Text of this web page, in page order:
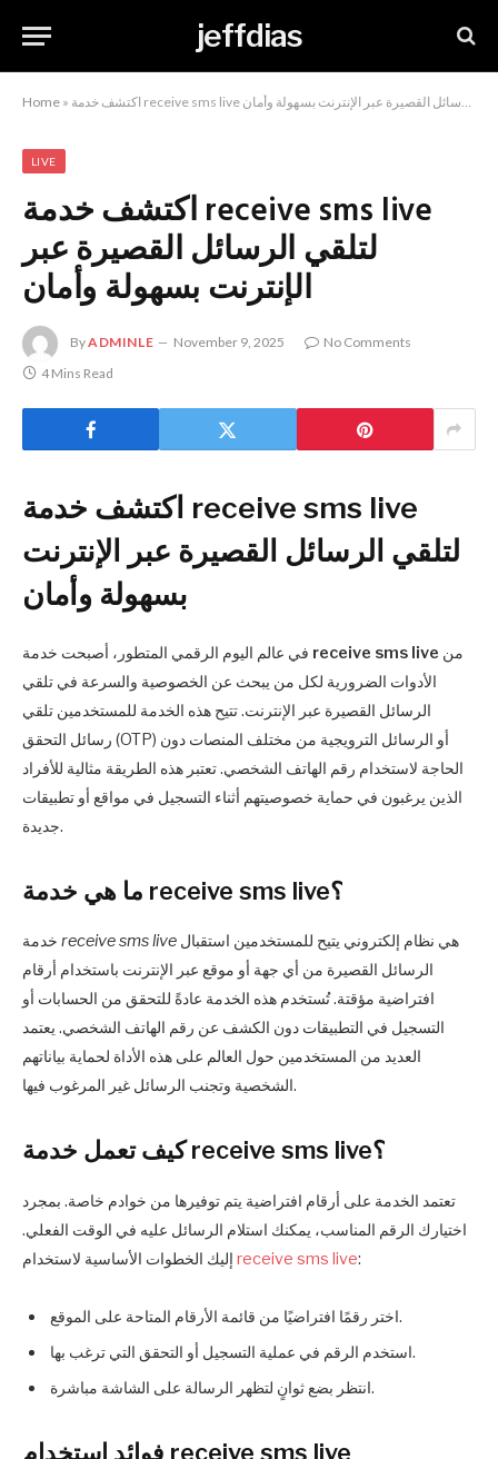
jeffdias
Home » اكتشف خدمة receive sms live لتلقي الرسائل القصيرة عبر الإنترنت بسهولة وأمان
LIVE
اكتشف خدمة receive sms live
لتلقي الرسائل القصيرة عبر
الإنترنت بسهولة وأمان
ByADMINLE November 9, 2025
No Comments
4 Mins Read
اكتشف خدمة receive sms live
لتلقي الرسائل القصيرة عبر الإنترنت
بسهولة وأمان
receive sms live
الأدوات الضرورية لكل من يبحث عن الخصوصية والسرعة في تلقي
الرسائل القصيرة عبر الإنترنت. تتيح هذه الخدمة للمستخدمين تلقي
رسائل التحقق (OTP) أو الرسائل الترويجية من مختلف المنصات دون
الحاجة لاستخدام رقم الهاتف الشخصي. تعتبر هذه الطريقة مثالية للأفراد
الذين يرغبون في حماية خصوصيتهم أثناء التسجيل في مواقع أو تطبيقات
جديدة.
ما هي خدمة receive sms live؟
receive sms live
الرسائل القصيرة من أي جهة أو موقع عبر الإنترنت باستخدام أرقام
افتراضية مؤقتة. تُستخدم هذه الخدمة عادةً للتحقق من الحسابات أو
التسجيل في التطبيقات دون الكشف عن رقم الهاتف الشخصي. يعتمد
العديد من المستخدمين حول العالم على هذه الأداة لحماية بياناتهم
الشخصية وتجنب الرسائل غير المرغوب فيها.
كيف تعمل خدمة receive sms live؟
تعتمد الخدمة على أرقام افتراضية يتم توفيرها من خوادم خاصة. بمجرد
اختيارك الرقم المناسب، يمكنك استلام الرسائل عليه في الوقت الفعلي.
receive sms live:
اختر رقمًا افتراضيًا من قائمة الأرقام المتاحة على الموقع.
استخدم الرقم في عملية التسجيل أو التحقق التي ترغب بها.
انتظر بضع ثوانٍ لتظهر الرسالة على الشاشة مباشرة.
فوائد استخدام receive sms live